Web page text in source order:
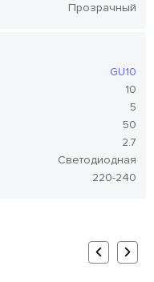
Прозрачный
GU10
10
5
50
2.7
Светодиодная
220-240